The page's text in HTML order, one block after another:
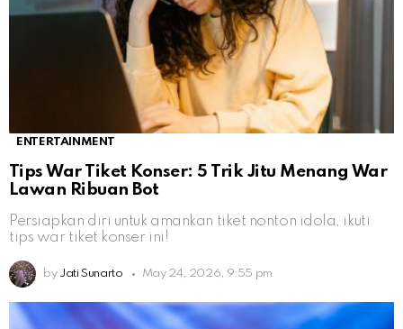
ENTERTAINMENT
Tips War Tiket Konser: 5 Trik Jitu Menang War
Lawan Ribuan Bot
Persiapkan diri untuk amankan tiket nonton idola, ikuti
tips war tiket konser ini!
by Jati Sunarto May 24, 2026, 9:55 pm